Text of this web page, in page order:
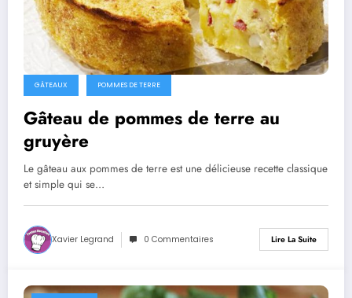
GÂTEAUX POMMES DE TERRE
Gâteau de pommes de terre au
gruyère
Le gâteau aux pommes de terre est une délicieuse recette classique
et simple qui se…
Xavier Legrand 0 Commentaires Lire La Suite